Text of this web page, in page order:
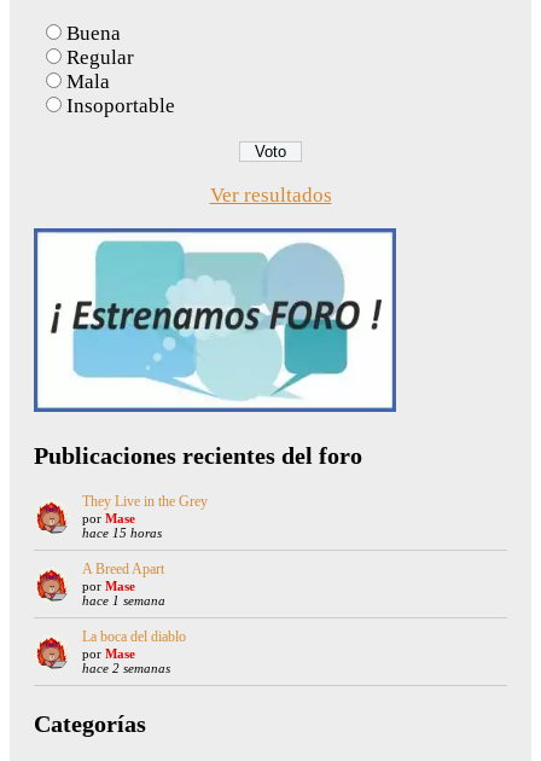
Buena
Regular
Mala
Insoportable
Ver resultados
Publicaciones recientes del foro
They Live in the Grey
por Mase
hace 15 horas
A Breed Apart
por Mase
hace 1 semana
La boca del diablo
por Mase
hace 2 semanas
Categorías